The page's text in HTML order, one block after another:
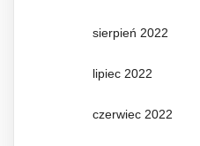
sierpień 2022
lipiec 2022
czerwiec 2022